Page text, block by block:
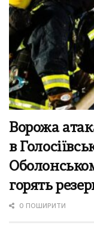
Ворожа
в
горять
0 ПОШИРИТИ